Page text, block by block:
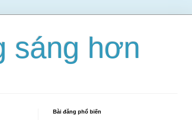
sáng hơn
Bài đăng phổ biến